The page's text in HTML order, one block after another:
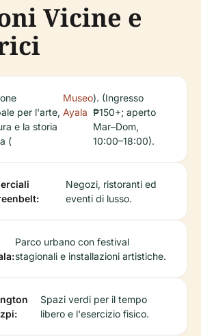
Vicine e
per l'arte,
e la storia
(
Museo
Ayala
). (Ingresso
₱150+; aperto
Mar–Dom,
10:00–18:00).
Negozi, ristoranti ed
eventi di lusso.
Parco urbano con festival
stagionali e installazioni artistiche.
Spazi verdi per il tempo
libero e l'esercizio fisico.